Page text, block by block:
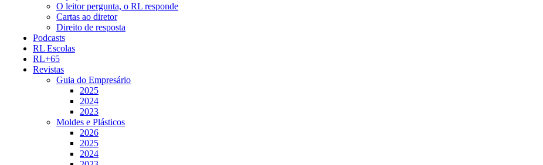
O leitor pergunta, o RL responde
Cartas ao diretor
Direito de resposta
Podcasts
RL Escolas
RL+65
Revistas
Guia do Empresário
2025
2024
2023
Moldes e Plásticos
2026
2025
2024